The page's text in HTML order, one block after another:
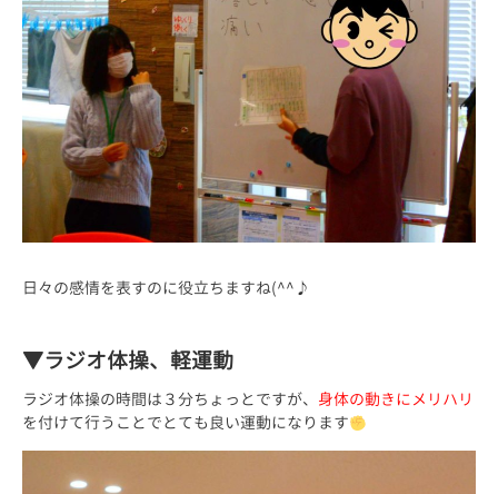
日々の感情を表すのに役立ちますね(^^♪
▼ラジオ体操、軽運動
ラジオ体操の時間は３分ちょっとですが、 身体の動きにメリハリ
を付けて行うことでとても良い運動になります